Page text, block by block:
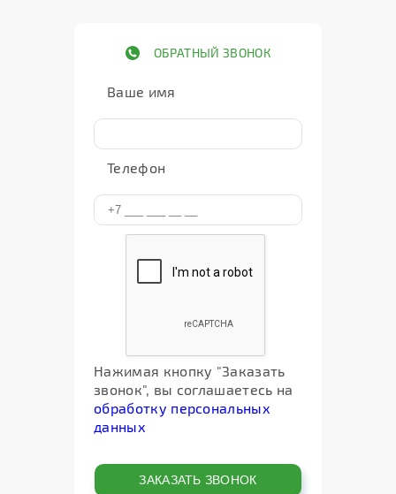
ОБРАТНЫЙ ЗВОНОК
Ваше имя
Телефон
Нажимая кнопку "Заказать
звонок", вы соглашаетесь на
обработку персональных
данных